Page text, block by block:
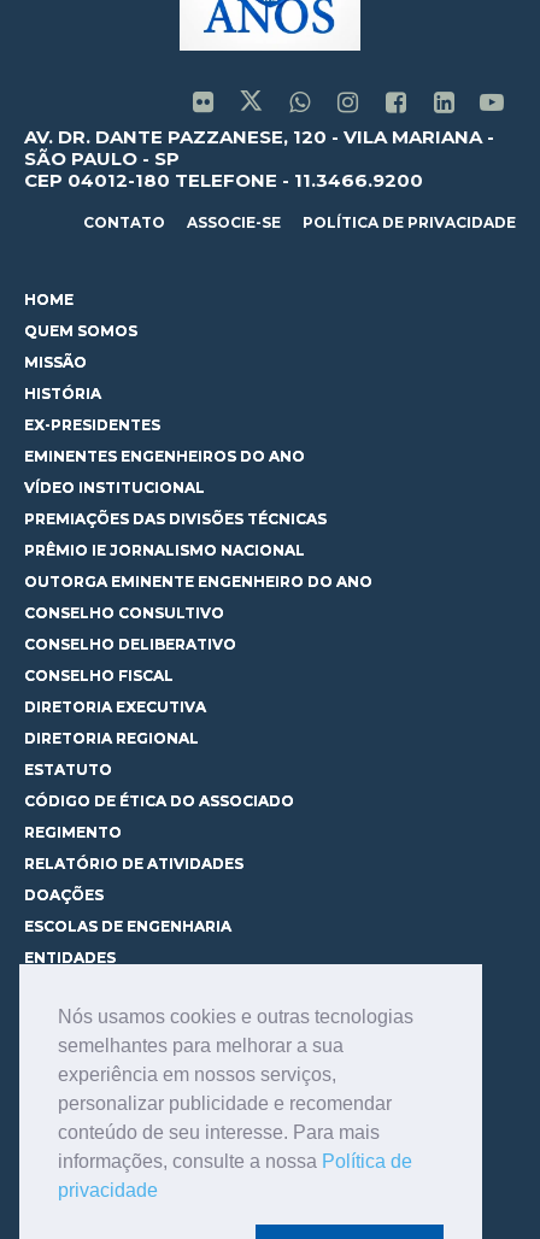
Nós usamos cookies e outras tecnologias
semelhantes para melhorar a sua
experiência em nossos serviços,
personalizar publicidade e recomendar
conteúdo de seu interesse. Para mais
informações, consulte a nossa Política de
privacidade
AV. DR. DANTE PAZZANESE, 120 - VILA MARIANA -
SÃO PAULO - SP
CEP 04012-180 TELEFONE - 11.3466.9200
CONTATO ASSOCIE-SE POLÍTICA DE PRIVACIDADE
HOME
QUEM SOMOS
MISSÃO
HISTÓRIA
EX-PRESIDENTES
EMINENTES ENGENHEIROS DO ANO
VÍDEO INSTITUCIONAL
PREMIAÇÕES DAS DIVISÕES TÉCNICAS
PRÊMIO IE JORNALISMO NACIONAL
OUTORGA EMINENTE ENGENHEIRO DO ANO
CONSELHO CONSULTIVO
CONSELHO DELIBERATIVO
CONSELHO FISCAL
DIRETORIA EXECUTIVA
DIRETORIA REGIONAL
ESTATUTO
CÓDIGO DE ÉTICA DO ASSOCIADO
REGIMENTO
RELATÓRIO DE ATIVIDADES
DOAÇÕES
ESCOLAS DE ENGENHARIA
ENTIDADES
CURSOS
CONHEÇA OS CURSOS
CENTRAL DE MENTORIA
CONTATO